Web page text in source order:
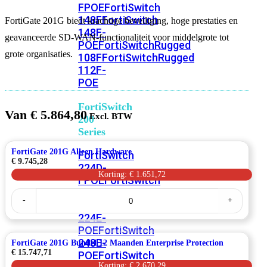
FPOEFortiSwitch
148FFortiSwitch
148F-
POEFortiSwitchRugged
108FFortiSwitchRugged
112F-
POE
FortiSwitch
200
Series
FortiSwitch
224D-
FPOEFortiSwitch
248DFortiSwitch
Fortiswitch
224E-
POEFortiSwitch
248E-
POEFortiSwitch
FortiGate 201G biedt krachtige beveiliging, hoge prestaties en
geavanceerde SD-WAN-functionaliteit voor middelgrote tot
grote organisaties.
Van € 5.864,80
FortiGate 201G Alleen Hardware
€ 9.745,28
Korting: € 1.651,72
-
Alleen
Hardware
aantal
+
FortiGate 201G Bundel 12 Maanden Enterprise Protection
€ 15.747,71